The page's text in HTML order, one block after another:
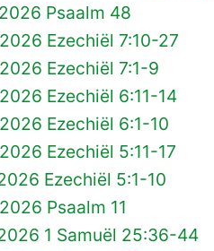
Psaalm 48
Ezechiël 7:10-27
Ezechiël 7:1-9
Ezechiël 6:11-14
Ezechiël 6:1-10
Ezechiël 5:11-17
Ezechiël 5:1-10
Psaalm 11
1 Samuël 25:36-44